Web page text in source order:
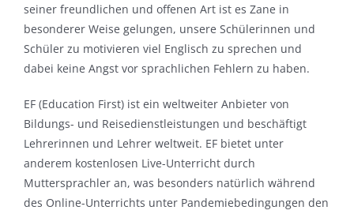
seiner freundlichen und offenen Art ist es Zane in
besonderer Weise gelungen, unsere Schülerinnen und
Schüler zu motivieren viel Englisch zu sprechen und
dabei keine Angst vor sprachlichen Fehlern zu haben.
EF (Education First) ist ein weltweiter Anbieter von
Bildungs- und Reisedienstleistungen und beschäftigt
Lehrerinnen und Lehrer weltweit. EF bietet unter
anderem kostenlosen Live-Unterricht durch
Muttersprachler an, was besonders natürlich während
des Online-Unterrichts unter Pandemiebedingungen den